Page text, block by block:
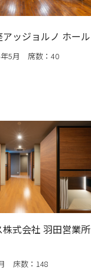
ッジョルノ ホール
年5月 席数：40
式会社 羽田営業所
床数：148